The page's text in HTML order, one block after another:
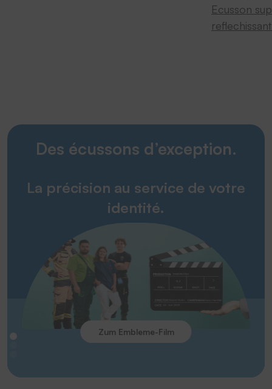
Ecusson
Des écussons d’exception.
La précision au service de votre
identité.
Zum Embleme-Film